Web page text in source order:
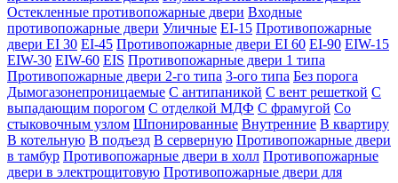
Остекленные противопожарные двери Входные
противопожарные двери Уличные EI-15 Противопожарные
двери EI 30 EI-45 Противопожарные двери EI 60 EI-90 EIW-15
EIW-30 EIW-60 EIS Противопожарные двери 1 типа
Противопожарные двери 2-го типа 3-ого типа Без порога
Дымогазонепроницаемые С антипаникой С вент решеткой С
выпадающим порогом С отделкой МДФ С фрамугой Со
стыковочным узлом Шпонированные Внутренние В квартиру
В котельную В подъезд В серверную Противопожарные двери
в тамбур Противопожарные двери в холл Противопожарные
двери в электрощитовую Противопожарные двери для